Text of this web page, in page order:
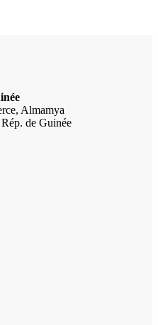
Almamya
de Guinée